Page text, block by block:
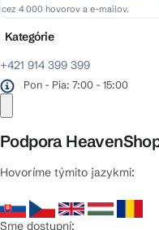
cez 4 000 hovorov a e-mailov.
+421 914 399 399
Pon - Pia: 7:00 - 15:00
Podpora
Hovoríme týmito jazykmi:
Sme dostupní:
Kategórie